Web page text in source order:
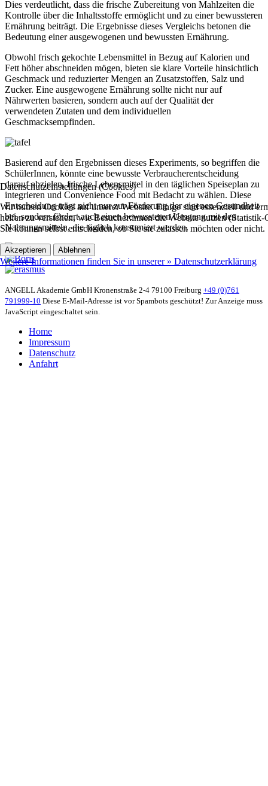
Dies verdeutlicht, dass die frische Zubereitung von Mahlzeiten die
Kontrolle über die Inhaltsstoffe ermöglicht und zu einer bewussteren
Ernährung beiträgt. Die Ergebnisse dieses Vergleichs betonen die
Bedeutung einer ausgewogenen und bewussten Ernährung.
Obwohl frisch gekochte Lebensmittel in Bezug auf Kalorien und
Fett höher abschneiden mögen, bieten sie klare Vorteile hinsichtlich
Geschmack und reduzierter Mengen an Zusatzstoffen, Salz und
Zucker. Eine ausgewogene Ernährung sollte nicht nur auf
Nährwerten basieren, sondern auch auf der Qualität der
verwendeten Zutaten und dem individuellen
Geschmacksempfinden.
Basierend auf den Ergebnissen dieses Experiments, so begriffen die
SchülerInnen, könnte eine bewusste Verbraucherentscheidung
darauf abzielen, frische Lebensmittel in den täglichen Speiseplan zu
integrieren und Convenience Food mit Bedacht zu wählen. Diese
Entscheidung trägt nicht nur zur Förderung der eigenen Gesundheit
bei, sondern fördert auch einen bewussteren Umgang mit den
Nahrungsmitteln, die täglich konsumiert werden.
ANGELL Akademie GmbH Kronenstraße 2-4 79100 Freiburg +49 (0)761
791999-10 Diese E-Mail-Adresse ist vor Spambots geschützt! Zur Anzeige muss
JavaScript eingeschaltet sein.
Home
Impressum
Datenschutz
Anfahrt
Datenschutzeinstellungen (Cookies)
Wir nutzen Cookies auf unserer Website. Einige sind essenziell und
helfen zu verstehen, wie Besucher:innen die Website nutzen
Sie können selbst entscheiden, ob Sie sie zulassen möchten oder nicht.
Akzeptieren Ablehnen
Weitere Informationen finden Sie in unserer » Datenschutzerklärung